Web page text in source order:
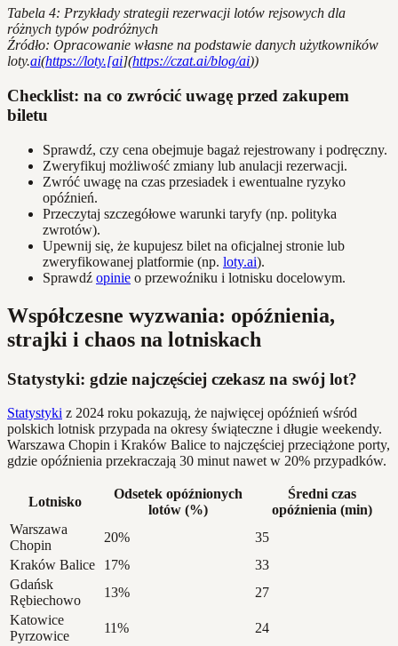
Tabela 4: Przykłady strategii rezerwacji lotów rejsowych dla
różnych typów podróżnych
Źródło: Opracowanie własne na podstawie danych użytkowników
loty.ai(https://loty.[ai](https://czat.ai/blog/ai))
Checklist: na co zwrócić uwagę przed zakupem
biletu
Sprawdź, czy cena obejmuje bagaż rejestrowany i podręczny.
Zweryfikuj możliwość zmiany lub anulacji rezerwacji.
Zwróć uwagę na czas przesiadek i ewentualne ryzyko
opóźnień.
Przeczytaj szczegółowe warunki taryfy (np. polityka
zwrotów).
Upewnij się, że kupujesz bilet na oficjalnej stronie lub
zweryfikowanej platformie (np. loty.ai).
Sprawdź opinie o przewoźniku i lotnisku docelowym.
Współczesne wyzwania: opóźnienia,
strajki i chaos na lotniskach
Statystyki: gdzie najczęściej czekasz na swój lot?
Statystyki z 2024 roku pokazują, że najwięcej opóźnień wśród
polskich lotnisk przypada na okresy świąteczne i długie weekendy.
Warszawa Chopin i Kraków Balice to najczęściej przeciążone porty,
gdzie opóźnienia przekraczają 30 minut nawet w 20% przypadków.
Lotnisko
Odsetek opóźnionych
lotów (%)
Średni czas
opóźnienia (min)
Warszawa
Chopin
20%
35
Kraków Balice
17%
33
Gdańsk
Rębiechowo
13%
27
Katowice
Pyrzowice
11% 24